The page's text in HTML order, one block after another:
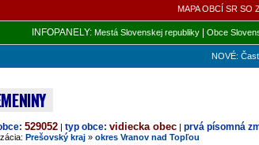
MAPA OBCÍ SR SO
INFOPANELY: Mestá Slovenskej republiky| Obce
NOVÉ:
529052 | typ obce: vidiecka obec | prvá písomná
Prešovský kraj » okres Vranov nad Topľou